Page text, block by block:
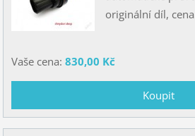
originální díl,
Vaše cena: 830,00 Kč